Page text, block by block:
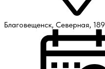
Благовещенск, Северная, 189